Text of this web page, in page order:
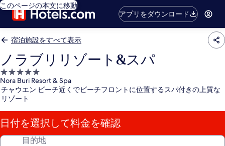
このページの本文に移動
アプリをダウンロード
宿泊施設をすべて表示
ノラブリリゾート&スパ
5.0
つ
星
宿
泊
施
設
Nora Buri Resort & Spa
チャウエン ビーチ近くでビーチフロントに位置するスパ付きの上質な
リゾート
日付を選択して料金を確認
目的地